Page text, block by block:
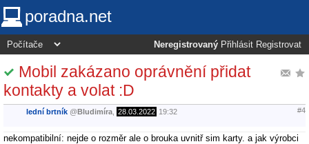
poradna.net
Neregistrovaný Přihlásit Registrovat
Mobil zakázano oprávnění přidat
kontakty a volat :D
lední brtník @Bludimíra 28.03.2022 19:32 #4
nekompatibilní: nejde o rozměr ale o brouka uvnitř sim karty. a jak výrobci